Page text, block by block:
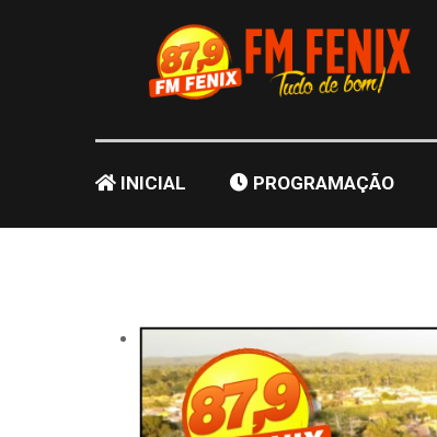
INICIAL PROGRAMAÇÃO